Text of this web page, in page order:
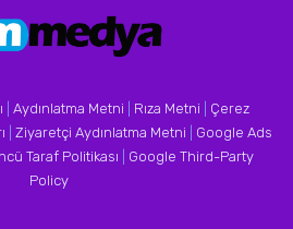
Aydınlatma Metni Rıza Metni
Çerez
Ziyaretçi Aydınlatma Metni
Google Ads
Taraf Politikası
Google Third-Party
Policy